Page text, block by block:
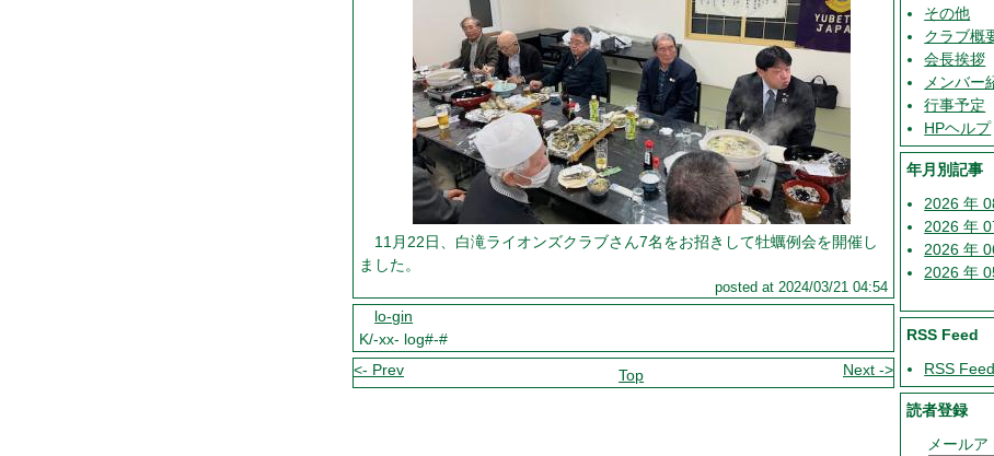
11月22日、白滝ライオンズクラブさん7名をお招きして牡蠣例会を開催し
ました。
posted at 2024/03/21 04:54
lo-gin
K/-xx- log#-#
<- Prev Next ->
Top
その他
クラブ概
会長挨拶
メンバー
行事予定
HPヘルプ
年月別記事
2026 年
2026 年
2026 年
2026 年
RSS Feed
RSS Feed
読者登録
メールア